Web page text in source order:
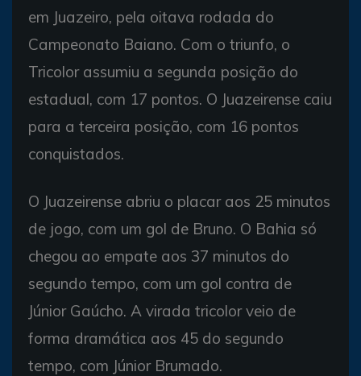
em Juazeiro, pela oitava rodada do
Campeonato Baiano. Com o triunfo, o
Tricolor assumiu a segunda posição do
estadual, com 17 pontos. O Juazeirense caiu
para a terceira posição, com 16 pontos
conquistados.
O Juazeirense abriu o placar aos 25 minutos
de jogo, com um gol de Bruno. O Bahia só
chegou ao empate aos 37 minutos do
segundo tempo, com um gol contra de
Júnior Gaúcho. A virada tricolor veio de
forma dramática aos 45 do segundo
tempo, com Júnior Brumado.